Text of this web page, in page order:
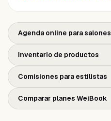
Agenda online para salones
Inventario de productos
Comisiones para estilistas
Comparar planes WeiBook